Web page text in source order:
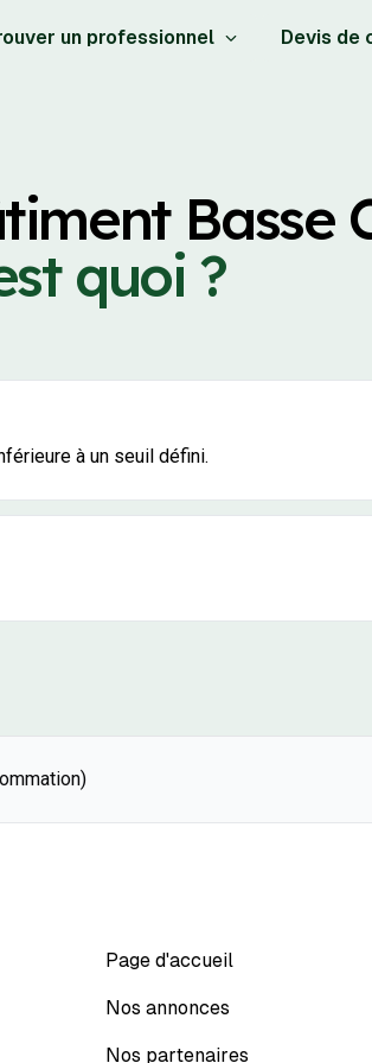
un professionnel Devis de
Basse
quoi ?
à un seuil défini.
Page d'accueil
Nos annonces
Nos partenaires